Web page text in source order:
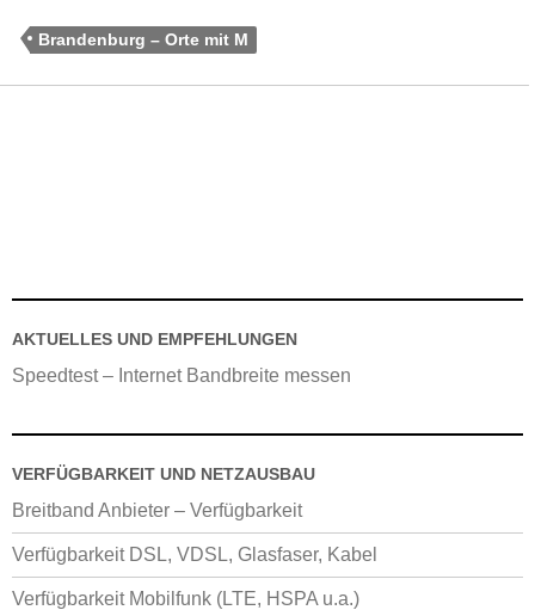
Brandenburg – Orte mit M
AKTUELLES UND EMPFEHLUNGEN
Speedtest – Internet Bandbreite messen
VERFÜGBARKEIT UND NETZAUSBAU
Breitband Anbieter – Verfügbarkeit
Verfügbarkeit DSL, VDSL, Glasfaser, Kabel
Verfügbarkeit Mobilfunk (LTE, HSPA u.a.)